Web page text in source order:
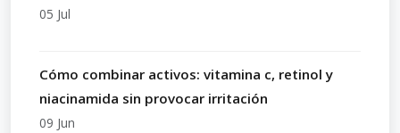
05 Jul
Cómo combinar activos: vitamina c, retinol y
niacinamida sin provocar irritación
09 Jun